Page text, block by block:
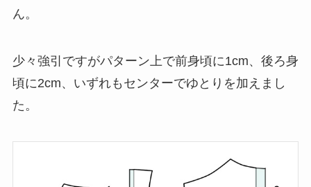
ん。
少々強引ですがパターン上で前身頃に1cm、後ろ身
頃に2cm、いずれもセンターでゆとりを加えまし
た。